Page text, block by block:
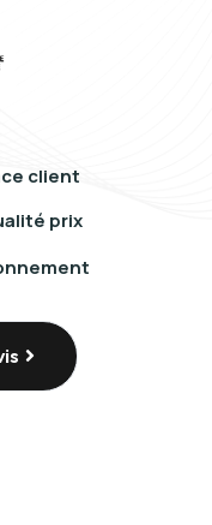
client
prix